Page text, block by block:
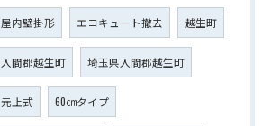
屋内壁掛形 エコキュート撤去 越生町
入間郡越生町 埼玉県入間郡越生町
元止式 60㎝タイプ